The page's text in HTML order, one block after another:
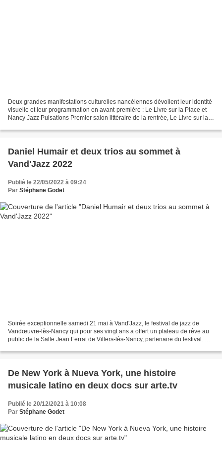
Deux grandes manifestations culturelles nancéiennes dévoilent leur identité
visuelle et leur programmation en avant-première : Le Livre sur la Place et
Nancy Jazz Pulsations Premier salon littéraire de la rentrée, Le Livre sur la
Daniel Humair et deux trios au sommet à
Vand'Jazz 2022
Publié le 22/05/2022 à 09:24
Par Stéphane Godet
Soirée exceptionnelle samedi 21 mai à Vand'Jazz, le festival de jazz de
Vandœuvre-lès-Nancy qui pour ses vingt ans a offert un plateau de rêve au
public de la Salle Jean Ferrat de Villers-lès-Nancy, partenaire du festival. En
De New York à Nueva York, une histoire
musicale latino en deux docs sur arte.tv
Publié le 20/12/2021 à 10:08
Par Stéphane Godet